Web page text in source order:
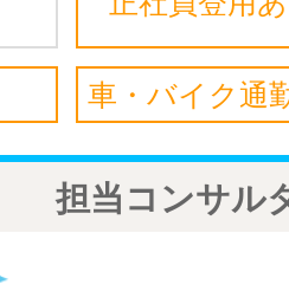
車・バイク通
担当コンサル